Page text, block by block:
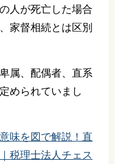
人が死亡した場合
家督相続とは区別
属、配偶者、直系
められていまし
味を図で解説！直
税理士法人チェス